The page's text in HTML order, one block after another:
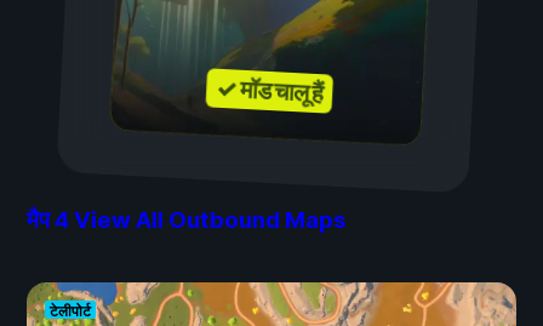
✓ मॉड चालू हैं
मैप4View All Outbound Maps
टेलीपोर्ट